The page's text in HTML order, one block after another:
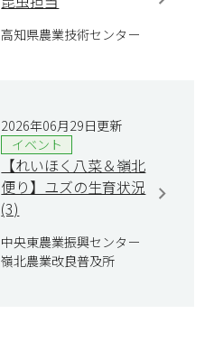
高知県農業技術センター
2026年06月29日更新
イベント
【れいほく八菜＆嶺北
便り】ユズの生育状況
(3)
中央東農業振興センター
嶺北農業改良普及所